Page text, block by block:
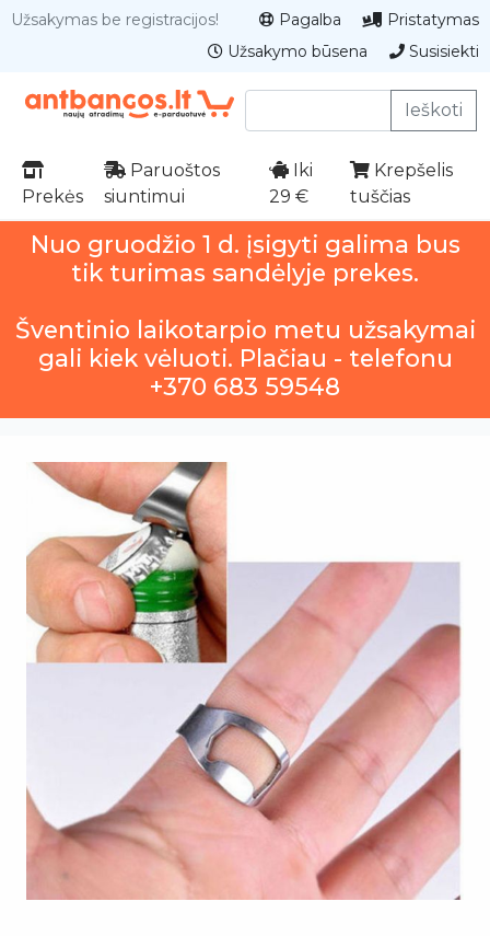
Užsakymas be registracijos! Pagalba
Pristatymas
Užsakymo būsena
Susisiekti
Ieškoti
Prekės
Paruoštos
siuntimui
Iki
29 €
Krepšelis
tuščias
Nuo gruodžio 1 d. įsigyti galima bus
tik turimas sandėlyje prekes.
Šventinio laikotarpio metu užsakymai
gali kiek vėluoti. Plačiau - telefonu
+370 683 59548